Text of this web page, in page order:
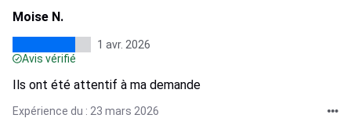
Moise N.
1 avr. 2026
Avis vérifié
Ils ont été attentif à ma demande
Expérience du : 23 mars 2026